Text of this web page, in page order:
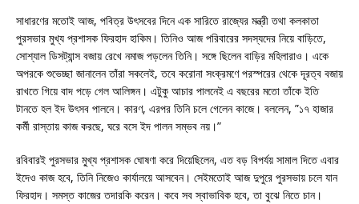
সাধারণের মতোই আজ, পবিত্র উৎসবের দিনে এক সারিতে রাজ্যের মন্ত্রী তথা কলকাতা
পুরসভার মুখ্য প্রশাসক ফিরহাদ হাকিম। তিনিও আজ পরিবারের সদস্যদের নিয়ে বাড়িতে,
সোশ্যাল ডিসট্যান্স বজায় রেখে নমাজ পড়লেন তিনি। সঙ্গে ছিলেন বাড়ির মহিলারাও। একে
অপরকে শুভেচ্ছা জানালেন তাঁরা সকলেই, তবে করোনা সংক্রমণে পরস্পরের থেকে দূরত্ব বজায়
রাখতে গিয়ে বাদ পড়ে গেল আলিঙ্গন। এটুকু আচার পালনেই এ বছরের মতো তাঁকে ইতি
টানতে হল ইদ উৎসব পালনে। কারণ, এরপর তিনি চলে গেলেন কাজে। বললেন, ”১৭ হাজার
কর্মী রাস্তায় কাজ করছে, ঘরে বসে ইদ পালন সম্ভব নয়।”
রবিবারই পুরসভার মু্খ্য প্রশাসক ঘোষণা করে দিয়েছিলেন, এত বড় বিপর্যয় সামাল দিতে এবার
ইদেও কাজ হবে, তিনি নিজেও কার্যালয়ে আসবেন। সেইমতোই আজ দুপুরে পুরসভায় চলে যান
ফিরহাদ। সমস্ত কাজের তদারকি করেন। কবে সব স্বাভাবিক হবে, তা বুঝে নিতে চান।